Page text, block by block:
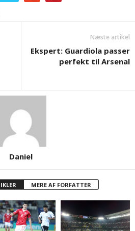
Næste artikel
Ekspert: Guardiola passer
perfekt til Arsenal
Daniel
MERE AF FORFATTER